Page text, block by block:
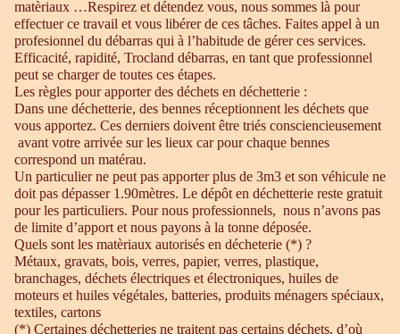
matèriaux …Respirez et détendez vous, nous sommes là pour
effectuer ce travail et vous libérer de ces tâches. Faites appel à un
profesionnel du débarras qui à l’habitude de gérer ces services.
Efficacité, rapidité, Trocland débarras, en tant que professionnel
peut se charger de toutes ces étapes.
Les règles pour apporter des déchets en déchetterie :
Dans une déchetterie, des bennes réceptionnent les déchets que
vous apportez. Ces derniers doivent être triés consciencieusement
avant votre arrivée sur les lieux car pour chaque bennes
correspond un matérau.
Un particulier ne peut pas apporter plus de 3m3 et son véhicule ne
doit pas dépasser 1.90mètres. Le dépôt en déchetterie reste gratuit
pour les particuliers. Pour nous professionnels, nous n’avons pas
de limite d’apport et nous payons à la tonne déposée.
Quels sont les matèriaux autorisés en décheterie (*) ?
Métaux, gravats, bois, verres, papier, verres, plastique,
branchages, déchets électriques et électroniques, huiles de
moteurs et huiles végétales, batteries, produits ménagers spéciaux,
textiles, cartons
(*) Certaines déchetteries ne traitent pas certains déchets, d’où